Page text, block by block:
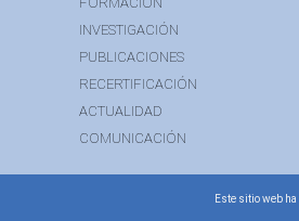
INVESTIGACIÓN
PUBLICACIONES
RECERTIFICACIÓN
ACTUALIDAD
COMUNICACIÓN
Este sitio web